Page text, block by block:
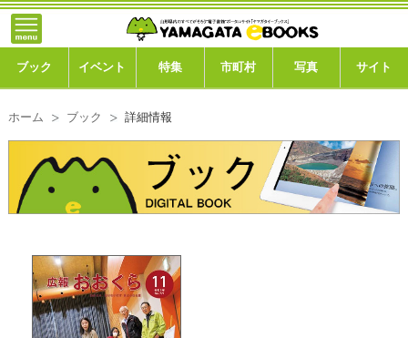
ブック イベント 特集 市町村 写真 サイト
ホーム ブック 詳細情報
トップ
ブック
市町村
このサイトについて
運営会社
}; -->